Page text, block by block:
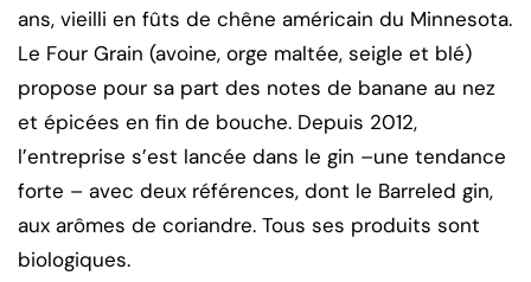
ans, vieilli en fûts de chêne américain du Minnesota.
Le Four Grain (avoine, orge maltée, seigle et blé)
propose pour sa part des notes de banane au nez
et épicées en fin de bouche. Depuis 2012,
l’entreprise s’est lancée dans le gin –une tendance
forte – avec deux références, dont le Barreled gin,
aux arômes de coriandre. Tous ses produits sont
biologiques.